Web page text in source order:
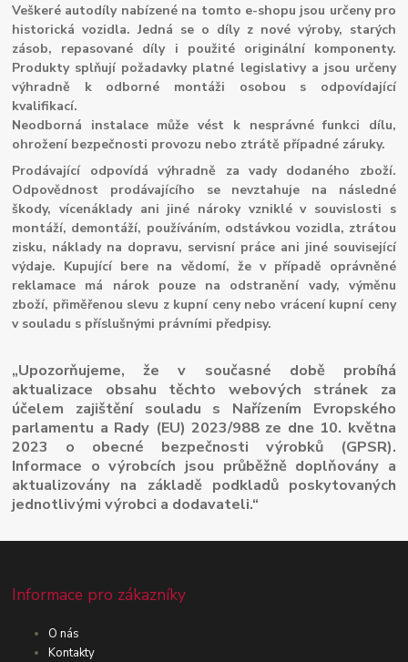
Veškeré autodíly nabízené na tomto e-shopu jsou určeny pro
historická vozidla. Jedná se o díly z nové výroby, starých
zásob, repasované díly i použité originální komponenty.
Produkty splňují požadavky platné legislativy a jsou určeny
výhradně k odborné montáži osobou s odpovídající
kvalifikací.
Neodborná instalace může vést k nesprávné funkci dílu,
ohrožení bezpečnosti provozu nebo ztrátě případné záruky.
Prodávající odpovídá výhradně za vady dodaného zboží.
Odpovědnost prodávajícího se nevztahuje na následné
škody, vícenáklady ani jiné nároky vzniklé v souvislosti s
montáží, demontáží, používáním, odstávkou vozidla, ztrátou
zisku, náklady na dopravu, servisní práce ani jiné související
výdaje. Kupující bere na vědomí, že v případě oprávněné
reklamace má nárok pouze na odstranění vady, výměnu
zboží, přiměřenou slevu z kupní ceny nebo vrácení kupní ceny
v souladu s příslušnými právními předpisy.
„Upozorňujeme, že v současné době probíhá
aktualizace obsahu těchto webových stránek za
účelem zajištění souladu s Nařízením Evropského
parlamentu a Rady (EU) 2023/988 ze dne 10. května
2023 o obecné bezpečnosti výrobků (GPSR).
Informace o výrobcích jsou průběžně doplňovány a
aktualizovány na základě podkladů poskytovaných
jednotlivými výrobci a dodavateli.“
Informace pro zákazníky
O nás
Kontakty